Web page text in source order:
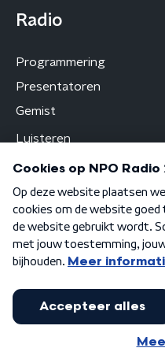
Radio
Programmering
Presentatoren
Gemist
Luisteren
Algemene voorwaarden